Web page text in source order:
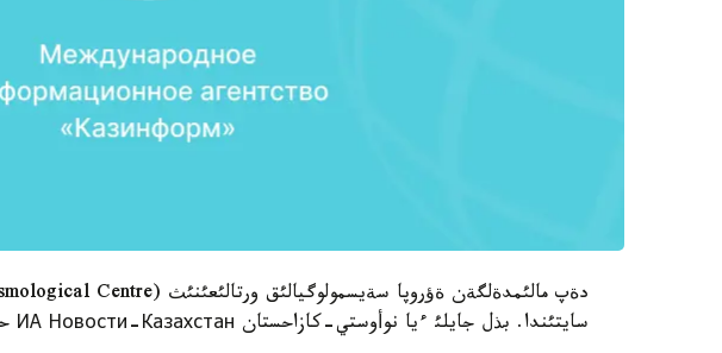
سايتئندا. بذل جايلئ ءيا نوأوستي-كازاحستان ИА Новости-Казахстан حابارلادئ.